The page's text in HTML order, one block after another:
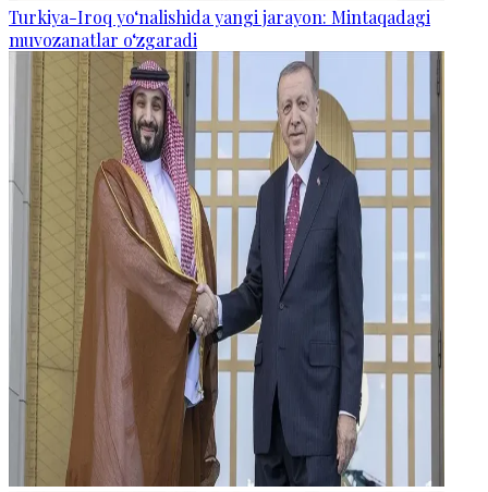
Turkiya-Iroq yo‘nalishida yangi jarayon: Mintaqadagi
muvozanatlar o‘zgaradi